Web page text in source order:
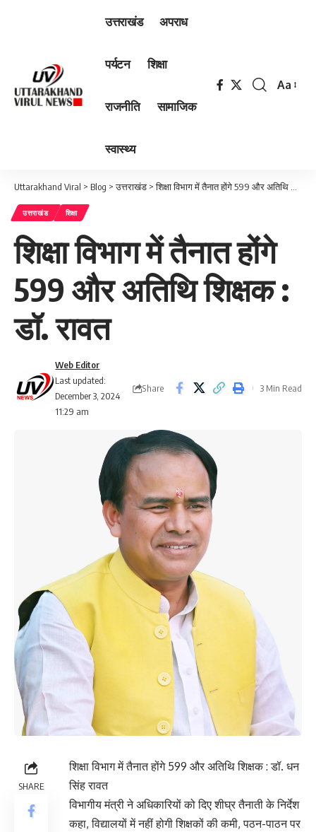
उत्तराखंड अपराध
पर्यटन शिक्षा
राजनीति सामाजिक
स्वास्थ्य
Font
Aa
Uttarakhand Viral > Blog >उत्तराखंड >शिक्षा विभाग में तैनात होंगे 599 और अतिथि शिक्षक : डॉ. रावत
उत्तराखंड शिक्षा
शिक्षा विभाग में तैनात होंगे
599 और अतिथि शिक्षक :
डॉ. रावत
Last updated:
December 3, 2024
11:29 am
Web Editor
Share 3 Min Read
SHARE
शिक्षा विभाग में तैनात होंगे 599 और अतिथि शिक्षक : डॉ. धन
सिंह रावत
विभागीय मंत्री ने अधिकारियों को दिए शीघ्र तैनाती के निर्देश
कहा, विद्यालयों में नहीं होगी शिक्षकों की कमी, पठन-पाठन पर